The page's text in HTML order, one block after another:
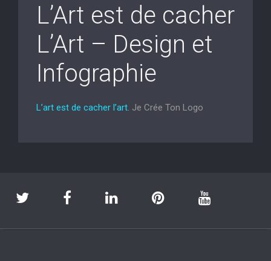
L’Art est de cacher
L’Art – Design et
Infographie
L’art est de cacher l’art. Je Crée Ton Logo